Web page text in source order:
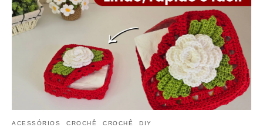
ACESSÓRIOS CROCHÊ CROCHÊ DIY